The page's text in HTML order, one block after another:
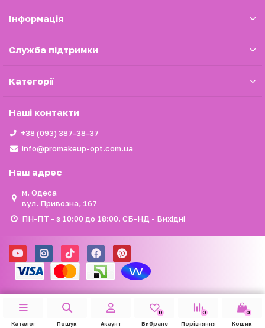
Iнформація
Служба підтримки
Категорії
Наші контакти
+38 (093) 387-38-37
info@promakeup-opt.com.ua
Наш адрес
м. Одеса
вул. Привозна, 167
ПН-ПТ - з 10:00 до 18:00. СБ-НД - Вихідні
Каталог Пошук Акаунт
0
Вибране
0
Порівняння
0
Кошик